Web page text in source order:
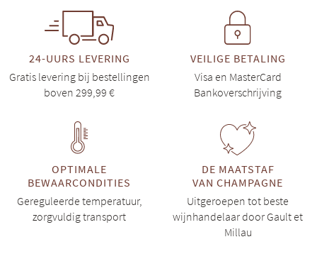
24-UURS LEVERING
Gratis levering bij bestellingen
boven 299,99 €
VEILIGE BETALING
Visa en MasterCard
Bankoverschrijving
OPTIMALE
BEWAARCONDITIES
Gereguleerde temperatuur,
zorgvuldig transport
DE MAATSTAF
VAN CHAMPAGNE
Uitgeroepen tot beste
wijnhandelaar door Gault et
Millau